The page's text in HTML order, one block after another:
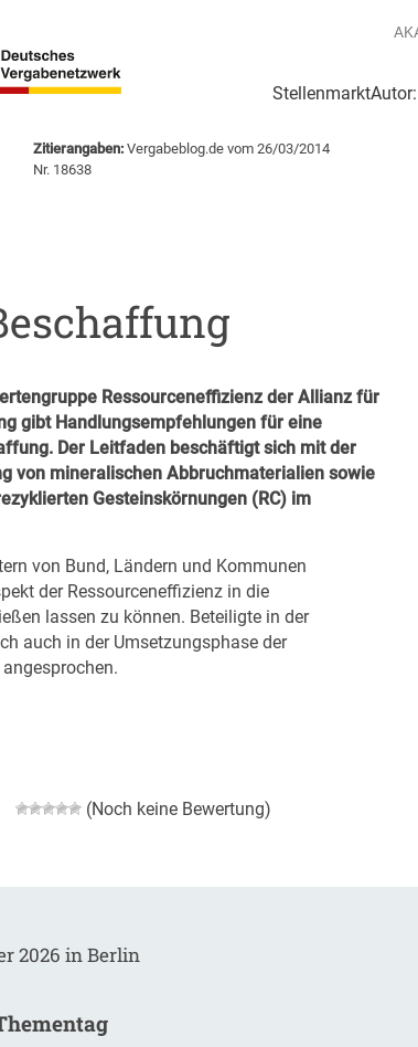
Stellenmarkt
Zitierangaben: Vergabeblog.de vom 26/03/2014
Nr. 18638
Ressourceneffizienz der Allianz für
gibt Handlungsempfehlungen für eine
Der Leitfaden beschäftigt sich mit der
von mineralischen Abbruchmaterialien sowie
Gesteinskörnungen (RC) im
von Bund, Ländern und Kommunen
der Ressourceneffizienz in die
lassen zu können. Beteiligte in der
auch in der Umsetzungsphase der
(Noch keine Bewertung)
2026 in Berlin